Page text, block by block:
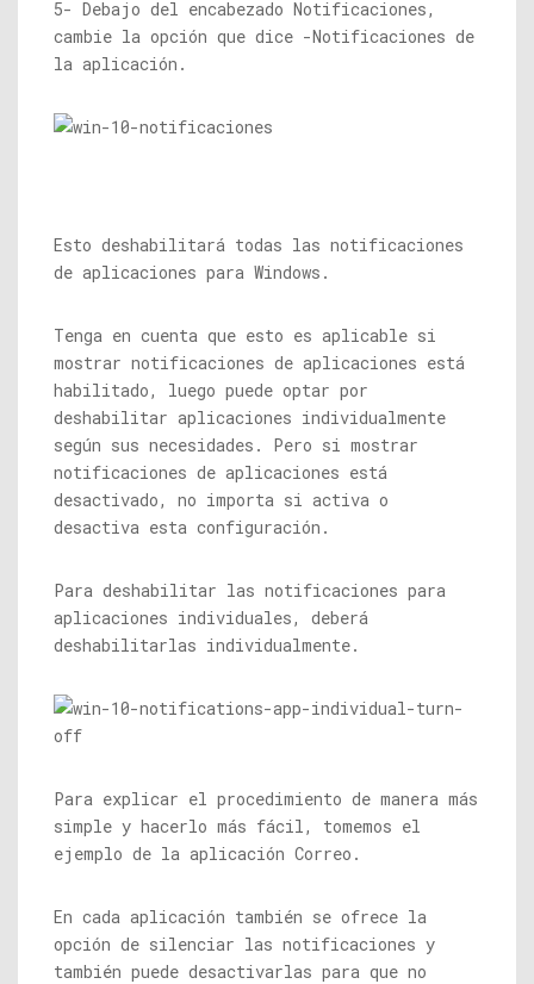
5- Debajo del encabezado Notificaciones,
cambie la opción que dice -Notificaciones de
la aplicación.
Esto deshabilitará todas las notificaciones
de aplicaciones para Windows.
Tenga en cuenta que esto es aplicable si
mostrar notificaciones de aplicaciones está
habilitado, luego puede optar por
deshabilitar aplicaciones individualmente
según sus necesidades. Pero si mostrar
notificaciones de aplicaciones está
desactivado, no importa si activa o
desactiva esta configuración.
Para deshabilitar las notificaciones para
aplicaciones individuales, deberá
deshabilitarlas individualmente.
Para explicar el procedimiento de manera más
simple y hacerlo más fácil, tomemos el
ejemplo de la aplicación Correo.
En cada aplicación también se ofrece la
opción de silenciar las notificaciones y
también puede desactivarlas para que no